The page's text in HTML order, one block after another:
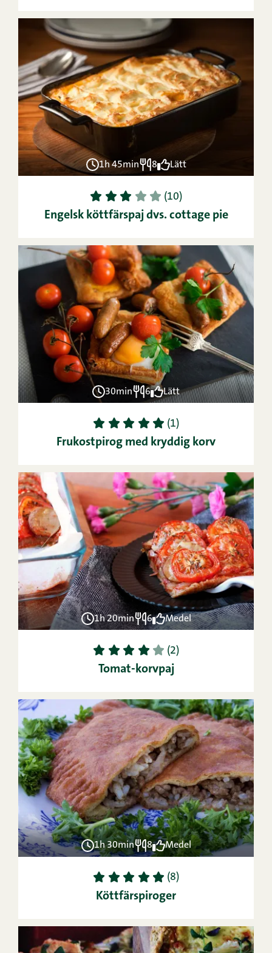
1h 45min 8 Lätt
1 2 3 4 5 (10)
Engelsk köttfärspaj dvs. cottage pie
30min 6 Lätt
1 2 3 4 5 (1)
Frukostpirog med kryddig korv
1h 20min 6 Medel
1 2 3 4 5 (2)
Tomat-korvpaj
1h 30min 8 Medel
1 2 3 4 5 (8)
Köttfärspiroger